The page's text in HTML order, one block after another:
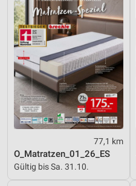
77,1 km
O_Matratzen_01_26_ES
Gültig bis Sa. 31.10.